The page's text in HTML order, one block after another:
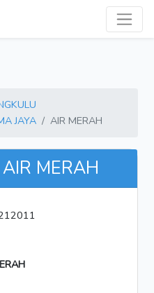
JAYA AIR MERAH
MERAH